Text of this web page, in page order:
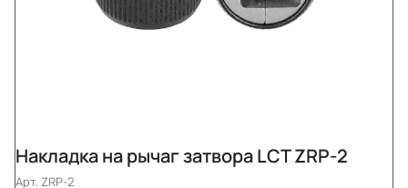
Накладка на рычаг затвора LCT ZRP-2
Арт. ZRP-2